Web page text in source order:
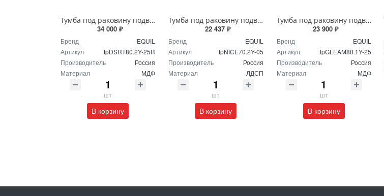
Тумба под раковину подвесная EQUIL Десерт 80.2Я/Desert 80.2Y с ручками в цвет амарок tpDSRT80.2Y-25R амарок/дуб
34 000 ₽
Бренд
EQUIL
Артикул
tpDSRT80.2Y-25R
Производитель
Россия
Материал
МДФ
шт
В корзину
Тумба под раковину подвесная EQUIL Найс 70 см tpNICE70.2Y-05 белая
22 437 ₽
Бренд
EQUIL
Артикул
tpNICE70.2Y-05
Производитель
Россия
Материал
ЛДСП
шт
В корзину
Тумба под раковину подвесная EQUIL Глеам 80.1Я/Gleam 80.1Y амарок/дуб вотан tpGLEAM80.1Y-25
23 900 ₽
Бренд
EQUIL
Артикул
tpGLEAM80.1Y-25
Производитель
Россия
Материал
МДФ
шт
В корзину